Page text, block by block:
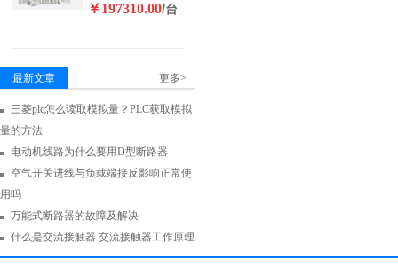
￥197310.00/台
最新文章 更多>
三菱plc怎么读取模拟量？PLC获取模拟
量的方法
电动机线路为什么要用D型断路器
空气开关进线与负载端接反影响正常使
用吗
万能式断路器的故障及解决
什么是交流接触器 交流接触器工作原理